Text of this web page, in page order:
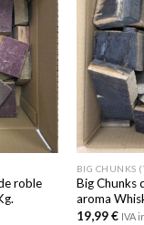
roble
BIG CHUNKS
Big Chunks
aroma
19,99€ IVA